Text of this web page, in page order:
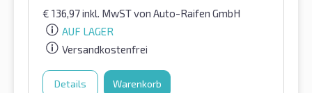
€ 136,97inkl. MwSTvon Auto-Raifen GmbH
AUF LAGER
Versandkostenfrei
Details Warenkorb